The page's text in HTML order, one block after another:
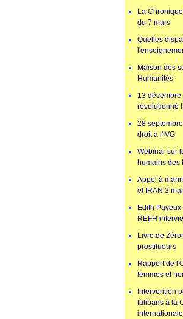
La
du 7 mars
Quelles
Maison des
Humanités
13
révolutionné
28
droit à l'IVG
Webinar sur
humains des
Appel à
et IRAN 3
Edith
REFH
Livre de
prostitueurs
Rapport de
femmes et
Intervention
talibans à la
internationale